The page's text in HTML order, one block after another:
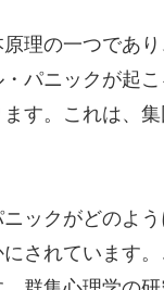
理の一つであ
パニックが起
す。これは、
ックがどのよ
されています